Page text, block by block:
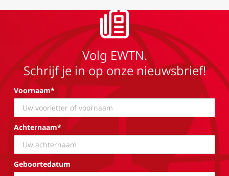
Volg EWTN.
Schrijf je in op onze nieuwsbrief!
Voornaam*
Achternaam*
Geboortedatum